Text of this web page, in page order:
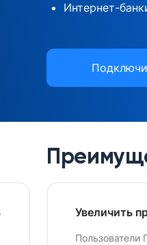
Интернет-
Увеличить
Пользователи